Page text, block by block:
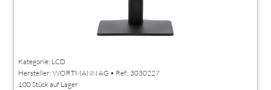
Kategorie: LCD
Hersteller:WORTMANN AG • Ref.: 3030227
100 Stück auf Lager